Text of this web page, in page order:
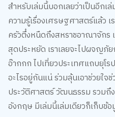
ครัวตึ๋งหนืดถึงสหราชอาณาจักร
สุดประหยัด เราเลยจะไปผจญ
อ๊ากกก ไปเที่ยวประเทศแถบยุโ
อะไรอยู่กันแน่ ร่วมลุ้นเอาช่วยใ
ประวัติศาสตร์ วัฒนธรรม รวมถึ
อังกฤษ มีเล่มนี้เล่มเดียวก็เก็บข้อ
ไฮไลท์ประจำเล่ม